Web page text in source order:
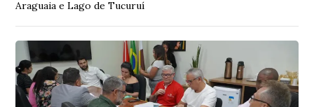
Araguaia e Lago de Tucuruí